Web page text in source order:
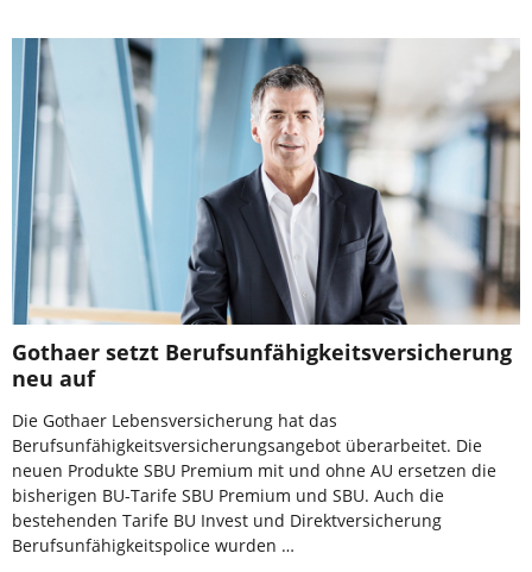
Gothaer setzt Berufsunfähigkeitsversicherung
neu auf
Die Gothaer Lebensversicherung hat das
Berufsunfähigkeitsversicherungsangebot überarbeitet. Die
neuen Produkte SBU Premium mit und ohne AU ersetzen die
bisherigen BU-Tarife SBU Premium und SBU. Auch die
bestehenden Tarife BU Invest und Direktversicherung
Berufsunfähigkeitspolice wurden …